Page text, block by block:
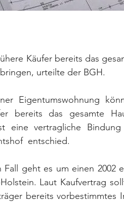
Käufer bereits das
urteilte der BGH.
Eigentumswohnung
bereits das gesamte
eine vertragliche
entschied.
Fall geht es um einen 2002
Laut Kaufvertrag
bereits vorbestimmtes